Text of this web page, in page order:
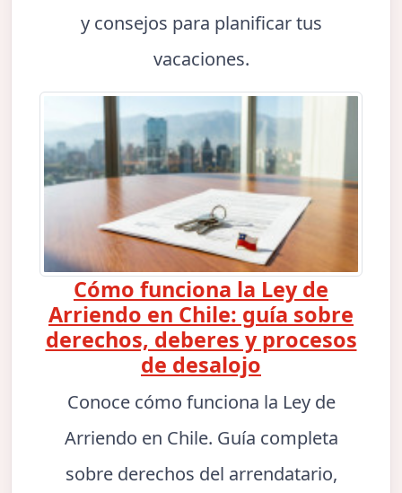
y consejos para planificar tus
vacaciones.
Cómo funciona la Ley de
Arriendo en Chile: guía sobre
derechos, deberes y procesos
de desalojo
Conoce cómo funciona la Ley de
Arriendo en Chile. Guía completa
sobre derechos del arrendatario,